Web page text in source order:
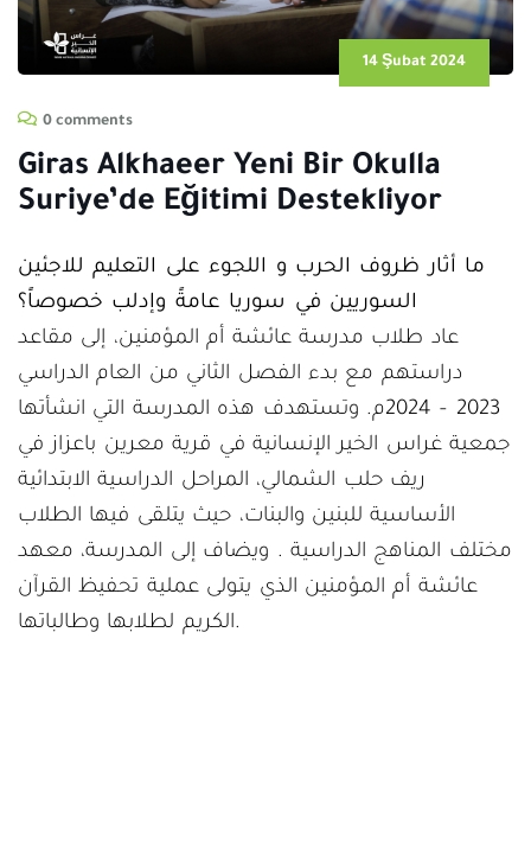
14 Şubat 2024
0 comments
Giras Alkhaeer Yeni Bir Okulla
Suriye’de Eğitimi Destekliyor
ما أثار ظروف الحرب و اللجوء على التعليم للاجئين
السوريين في سوريا عامةً وإدلب خصوصاً؟
عاد طلاب مدرسة عائشة أم المؤمنين، إلى مقاعد
دراستهم مع بدء الفصل الثاني من العام الدراسي
2023 – 2024م. وتستهدف هذه المدرسة التي انشأتها
جمعية غراس الخير الإنسانية في قرية معرين باعزاز في
ريف حلب الشمالي، المراحل الدراسية الابتدائية
الأساسية للبنين والبنات، حيث يتلقى فيها الطلاب
مختلف المناهج الدراسية . ويضاف إلى المدرسة، معهد
عائشة أم المؤمنين الذي يتولى عملية تحفيظ القرآن
الكريم لطلابها وطالباتها.